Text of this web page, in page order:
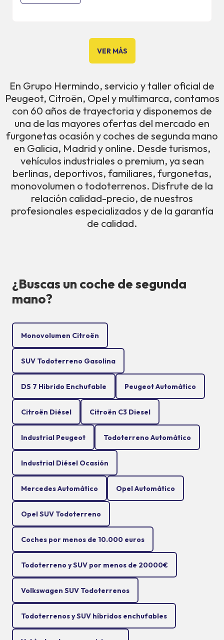
VER MÁS
En Grupo Hermindo, servicio y taller oficial de
Peugeot, Citroën, Opel y multimarca, contamos
con 60 años de trayectoria y disponemos de
una de las mayores ofertas del mercado en
furgonetas ocasión y coches de segunda mano
en Galicia, Madrid y online. Desde turismos,
vehículos industriales o premium, ya sean
berlinas, deportivos, familiares, furgonetas,
monovolumen o todoterrenos. Disfrute de la
relación calidad-precio, de nuestros
profesionales especializados y de la garantía
de calidad.
¿Buscas un coche de segunda
mano?
Monovolumen Citroën
SUV Todoterreno Gasolina
DS 7 Hibrido Enchufable Peugeot Automático
Citroën Diésel Citroën C3 Diesel
Industrial Peugeot Todoterreno Automático
Industrial Diésel Ocasión
Mercedes Automático Opel Automático
Opel SUV Todoterreno
Coches por menos de 10.000 euros
Todoterreno y SUV por menos de 20000€
Volkswagen SUV Todoterrenos
Todoterrenos y SUV híbridos enchufables